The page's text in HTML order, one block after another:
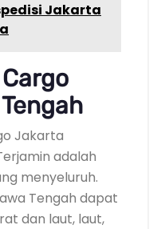
Jakarta
Jakarta
adalah
menyeluruh.
Tengah dapat
dan laut, laut,